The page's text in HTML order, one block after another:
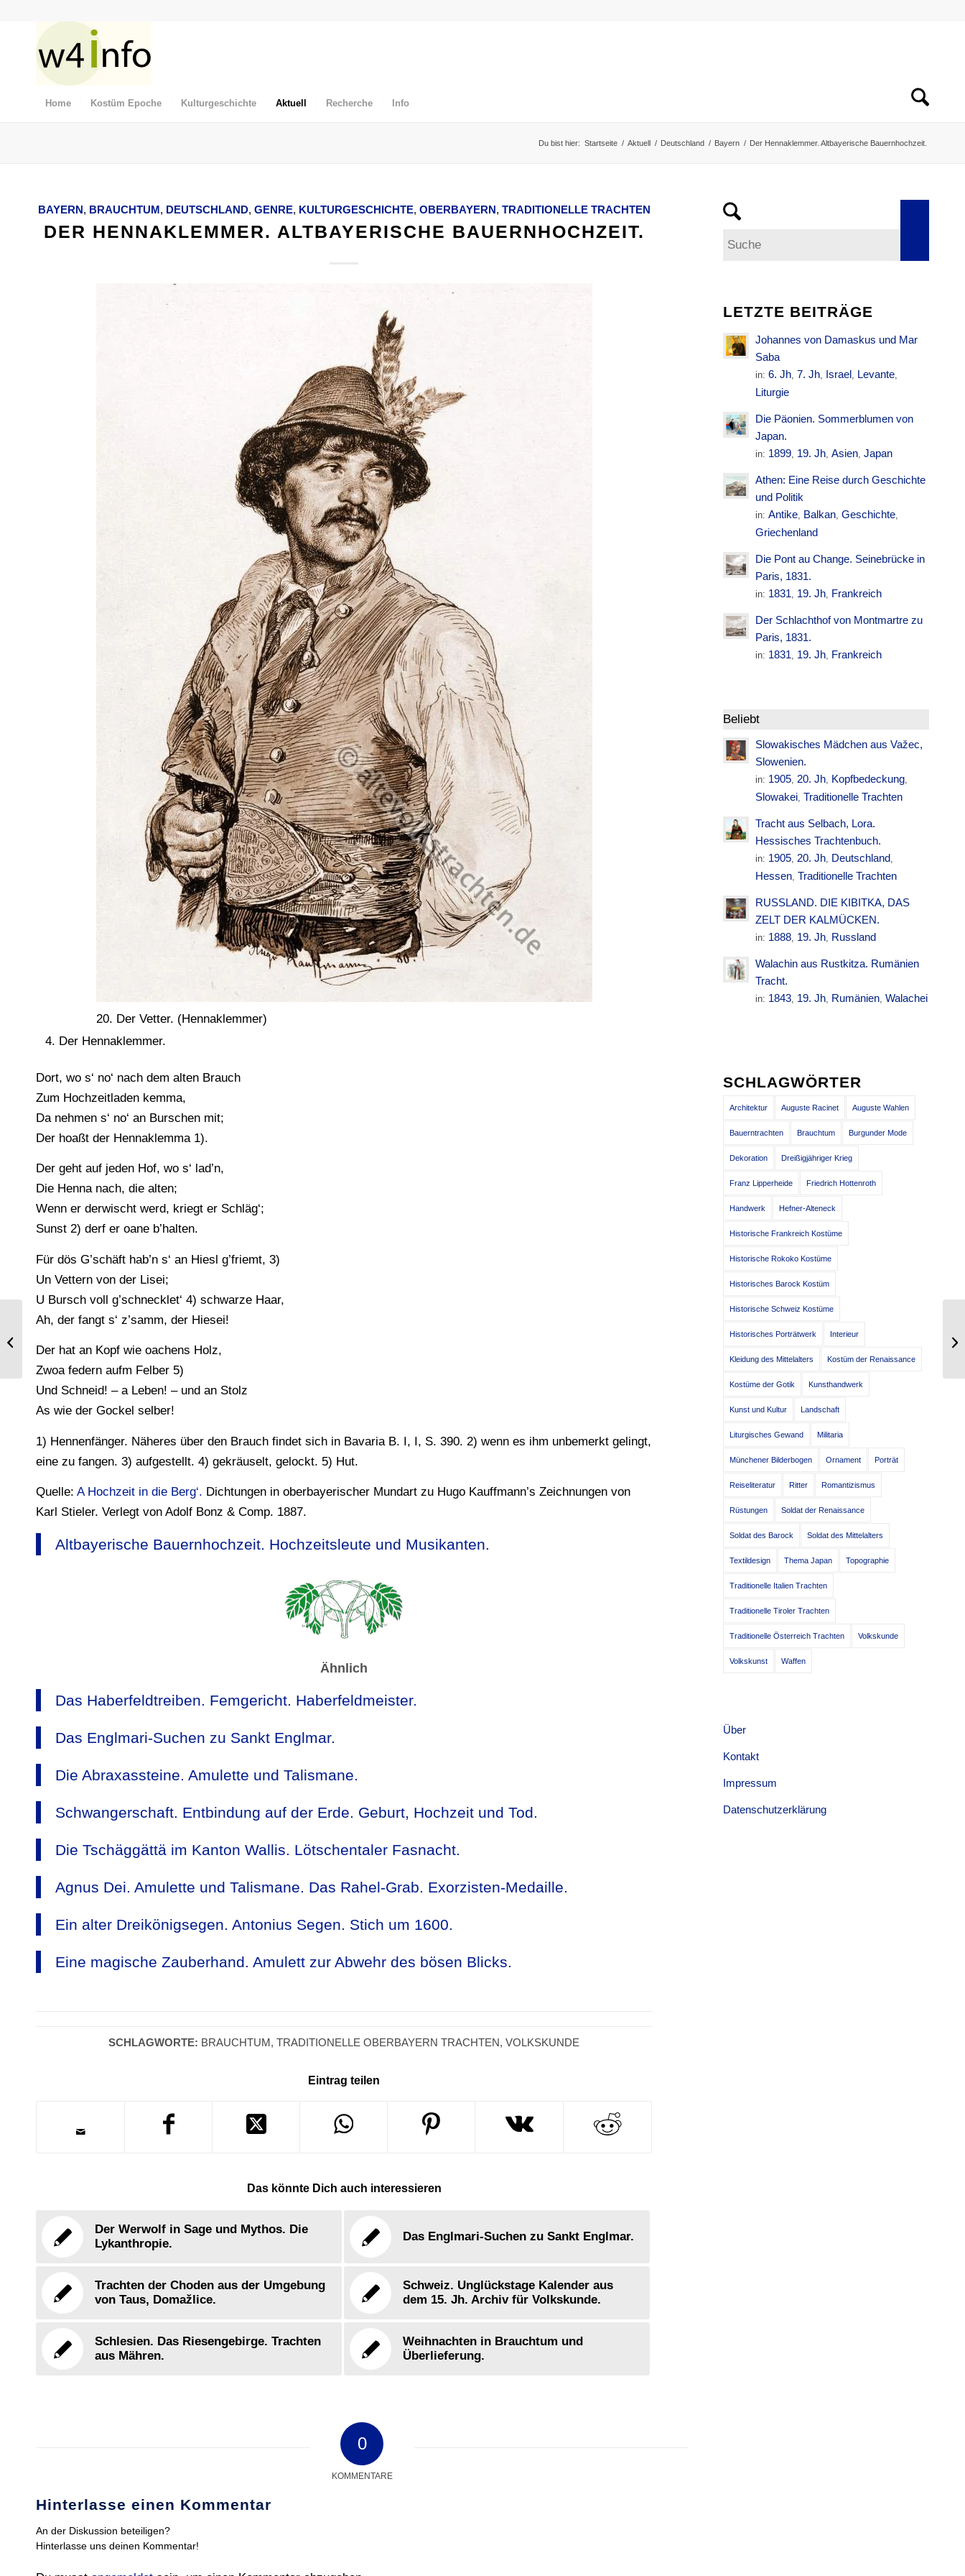
Home Kostüm Epoche Kulturgeschichte Aktuell Recherche Info
Du bist hier: Startseite / Aktuell / Deutschland / Bayern / Der Hennaklemmer. Altbayerische Bauernhochzeit.
BAYERN, BRAUCHTUM, DEUTSCHLAND, GENRE, KULTURGESCHICHTE, OBERBAYERN, TRADITIONELLE TRACHTEN
DER HENNAKLEMMER. ALTBAYERISCHE BAUERNHOCHZEIT.
20. Der Vetter. (Hennaklemmer)
Der Hennaklemmer.
Dort, wo s‘ no‘ nach dem alten Brauch
Zum Hochzeitladen kemma,
Da nehmen s‘ no‘ an Burschen mit;
Der hoaßt der Hennaklemma 1).
Der geht auf jeden Hof, wo s‘ lad’n,
Die Henna nach, die alten;
Wenn er derwischt werd, kriegt er Schläg‘;
Sunst 2) derf er oane b’halten.
Für dös G’schäft hab’n s‘ an Hiesl g’friemt, 3)
Un Vettern von der Lisei;
U Bursch voll g’schnecklet‘ 4) schwarze Haar,
Ah, der fangt s‘ z’samm, der Hiesei!
Der hat an Kopf wie oachens Holz,
Zwoa federn aufm Felber 5)
Und Schneid! – a Leben! – und an Stolz
As wie der Gockel selber!
1) Hennenfänger. Näheres über den Brauch findet sich in Bavaria B. I, I, S. 390. 2) wenn es ihm unbemerkt gelingt,
eine zu fangen. 3) aufgestellt. 4) gekräuselt, gelockt. 5) Hut.
Quelle: A Hochzeit in die Berg‘. Dichtungen in oberbayerischer Mundart zu Hugo Kauffmann’s Zeichnungen von
Karl Stieler. Verlegt von Adolf Bonz & Comp. 1887.
Altbayerische Bauernhochzeit. Hochzeitsleute und Musikanten.
Ähnlich
Das Haberfeldtreiben. Femgericht. Haberfeldmeister.
Das Englmari-Suchen zu Sankt Englmar.
Die Abraxassteine. Amulette und Talismane.
Schwangerschaft. Entbindung auf der Erde. Geburt, Hochzeit und Tod.
Die Tschäggättä im Kanton Wallis. Lötschentaler Fasnacht.
Agnus Dei. Amulette und Talismane. Das Rahel-Grab. Exorzisten-Medaille.
Ein alter Dreikönigsegen. Antonius Segen. Stich um 1600.
Eine magische Zauberhand. Amulett zur Abwehr des bösen Blicks.
SCHLAGWORTE: BRAUCHTUM,TRADITIONELLE OBERBAYERN TRACHTEN,VOLKSKUNDE
Eintrag teilen
Das könnte Dich auch interessieren
Der Werwolf in Sage und Mythos. Die
Lykanthropie.
Das Englmari-Suchen zu Sankt Englmar.
Trachten der Choden aus der Umgebung
von Taus, Domažlice.
Schweiz. Unglückstage Kalender aus
dem 15. Jh. Archiv für Volkskunde.
Schlesien. Das Riesengebirge. Trachten
aus Mähren.
Weihnachten in Brauchtum und
Überlieferung.
0
KOMMENTARE
Hinterlasse einen Kommentar
An der Diskussion beteiligen?
Hinterlasse uns deinen Kommentar!
LETZTE BEITRÄGE
Johannes von Damaskus und Mar
Saba
in:6. Jh, 7. Jh, Israel, Levante,
Liturgie
Die Päonien. Sommerblumen von
Japan.
in: 1899, 19. Jh,Asien,Japan
Athen: Eine Reise durch Geschichte
und Politik
in:Antike, Balkan,Geschichte,
Griechenland
Die Pont au Change. Seinebrücke in
Paris, 1831.
in: 1831, 19. Jh, Frankreich
Der Schlachthof von Montmartre zu
Paris, 1831.
in: 1831, 19. Jh, Frankreich
Beliebt
Slowakisches Mädchen aus Važec,
Slowenien.
in: 1905,20. Jh, Kopfbedeckung,
Slowakei, Traditionelle Trachten
Tracht aus Selbach, Lora.
Hessisches Trachtenbuch.
in: 1905,20. Jh, Deutschland,
Hessen, Traditionelle Trachten
RUSSLAND. DIE KIBITKA, DAS
ZELT DER KALMÜCKEN.
in: 1888, 19. Jh, Russland
Walachin aus Rustkitza. Rumänien
Tracht.
in: 1843, 19. Jh, Rumänien,Walachei
SCHLAGWÖRTER
Architektur Auguste Racinet Auguste Wahlen
Bauerntrachten Brauchtum Burgunder Mode
Dekoration Dreißigjähriger Krieg
Franz Lipperheide Friedrich Hottenroth
Handwerk Hefner-Alteneck
Historische Frankreich Kostüme
Historische Rokoko Kostüme
Historisches Barock Kostüm
Historische Schweiz Kostüme
Historisches Porträtwerk Interieur
Kleidung des Mittelalters Kostüm der Renaissance
Kostüme der Gotik Kunsthandwerk
Kunst und Kultur Landschaft
Liturgisches Gewand Militaria
Münchener Bilderbogen Ornament Porträt
Reiseliteratur Ritter Romantizismus
Rüstungen Soldat der Renaissance
Soldat des Barock Soldat des Mittelalters
Textildesign Thema Japan Topographie
Traditionelle Italien Trachten
Traditionelle Tiroler Trachten
Traditionelle Österreich Trachten Volkskunde
Volkskunst Waffen
Über
Kontakt
Impressum
Datenschutzerklärung
Bauernhochzeit